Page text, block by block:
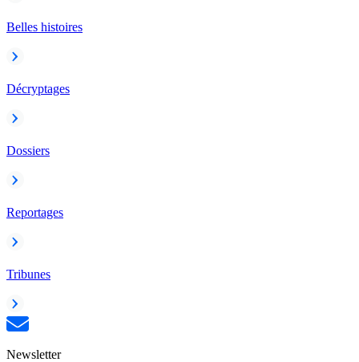
Belles histoires
Décryptages
Dossiers
Reportages
Tribunes
Newsletter